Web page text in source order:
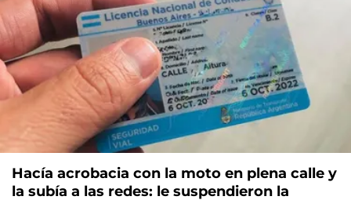
Hacía acrobacia con la moto en plena calle y
la subía a las redes: le suspendieron la